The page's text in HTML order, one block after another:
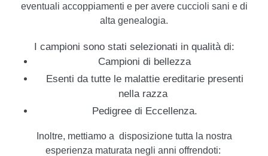
eventuali accoppiamenti eper avere cuccioli sani e di
alta genealogia.
I campioni sono stati selezionati in qualità di:
Campioni di bellezza
Esenti da tutte le malattie ereditarie presenti
nella razza
Pedigree di Eccellenza.
Inoltre, mettiamo a disposizione tutta la nostra
esperienza maturata negli anni offrendoti: